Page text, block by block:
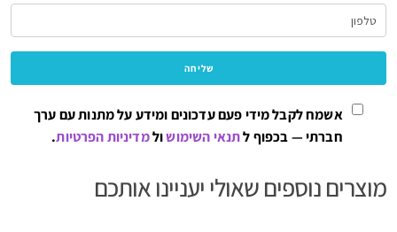
אשמח לקבל מידי פעם עדכונים ומידע על מתנות עם ערך
חברתי — בכפוף לתנאי השימושולמדיניות הפרטיות.
מוצרים נוספים שאולי יעניינו אותכם